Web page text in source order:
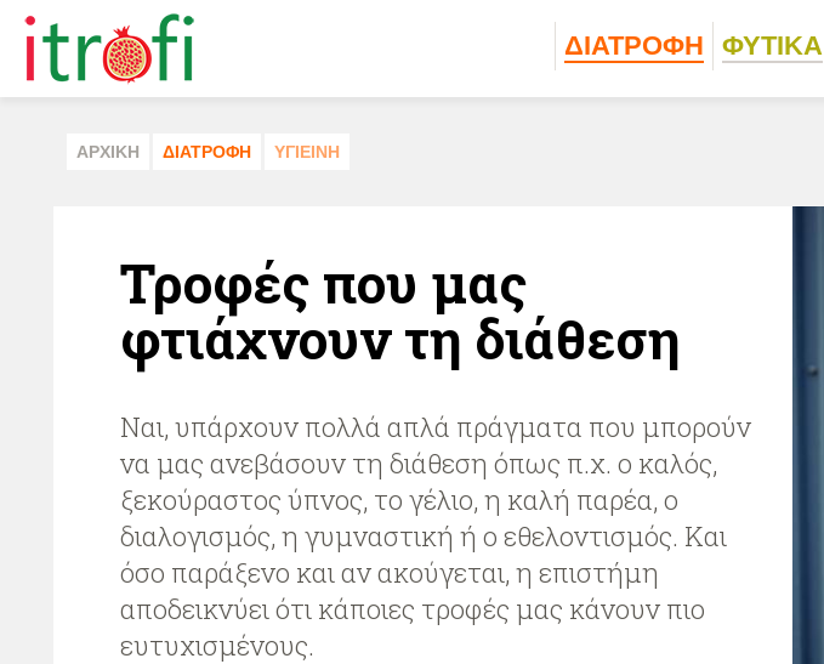
ΔΙΑΤΡΟΦΗ ΦΥΤΙΚA
ΑΡΧΙΚΗ ΔΙΑΤΡΟΦΗ ΥΓΙΕΙΝΗ
Τροφές που μας
φτιάχνουν τη διάθεση
Ναι, υπάρχουν πολλά απλά πράγματα που μπορούν
να μας ανεβάσουν τη διάθεση όπως π.χ. ο καλός,
ξεκούραστος ύπνος, το γέλιο, η καλή παρέα, ο
διαλογισμός, η γυμναστική ή ο εθελοντισμός. Και
όσο παράξενο και αν ακούγεται, η επιστήμη
αποδεικνύει ότι κάποιες τροφές μας κάνουν πιο
ευτυχισμένους.